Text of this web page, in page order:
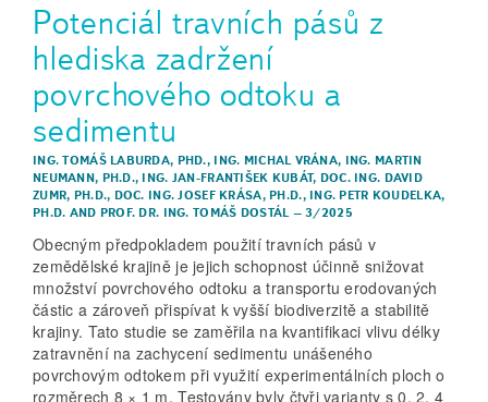
Potenciál travních pásů z
hlediska zadržení
povrchového odtoku a
sedimentu
ING. TOMÁŠ LABURDA, PHD., ING. MICHAL VRÁNA, ING. MARTIN
NEUMANN, PH.D., ING. JAN-FRANTIŠEK KUBÁT, DOC. ING. DAVID
ZUMR, PH.D., DOC. ING. JOSEF KRÁSA, PH.D., ING. PETR KOUDELKA,
PH.D. AND PROF. DR. ING. TOMÁŠ DOSTÁL –3/2025
Obecným předpokladem použití travních pásů v
zemědělské krajině je jejich schopnost účinně snižovat
množství povrchového odtoku a transportu erodovaných
částic a zároveň přispívat k vyšší biodiverzitě a stabilitě
krajiny. Tato studie se zaměřila na kvantifikaci vlivu délky
zatravnění na zachycení sedimentu unášeného
povrchovým odtokem při využití experimentálních ploch o
rozměrech 8 × 1 m. Testovány byly čtyři varianty s 0, 2, 4